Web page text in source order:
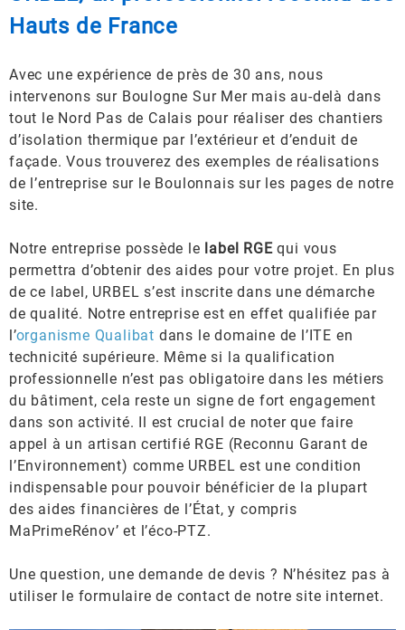
Hauts de France
Avec une expérience de près de 30 ans, nous
intervenons sur Boulogne Sur Mer mais au-delà dans
tout le Nord Pas de Calais pour réaliser des chantiers
d’isolation thermique par l’extérieur et d’enduit de
façade. Vous trouverez des exemples de réalisations
de l’entreprise sur le Boulonnais sur les pages de notre
site.
Notre entreprise possède le label RGEqui vous
permettra d’obtenir des aides pour votre projet. En plus
de ce label, URBEL s’est inscrite dans une démarche
de qualité. Notre entreprise est en effet qualifiée par
l’organisme Qualibat dans le domaine de l’ITE en
technicité supérieure. Même si la qualification
professionnelle n’est pas obligatoire dans les métiers
du bâtiment, cela reste un signe de fort engagement
dans son activité. Il est crucial de noter que faire
appel à un artisan certifié RGE (Reconnu Garant de
l’Environnement) comme URBEL est une condition
indispensable pour pouvoir bénéficier de la plupart
des aides financières de l’État, y compris
MaPrimeRénov’ et l’éco-PTZ.
Une question, une demande de devis ? N’hésitez pas à
utiliser le formulaire de contact de notre site internet.